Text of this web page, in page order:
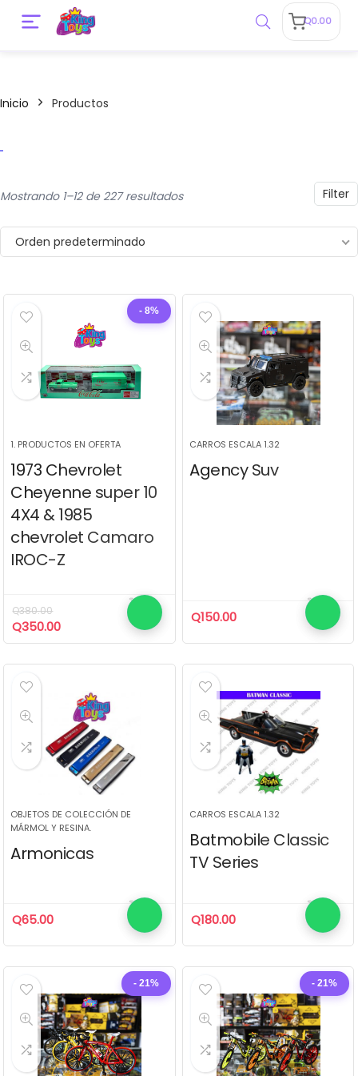
Q0.00
Inicio Productos
Filter
Mostrando 1–12 de 227 resultados
Orden predeterminado
- 8%
1. PRODUCTOS EN OFERTA
1973 Chevrolet
Cheyenne super 10
4X4 & 1985
chevrolet Camaro
IROC-Z
Q380.00
El
precio
Q380.00.
Q350.00El
precio
Q350.00.
CARROS ESCALA 1.32
Agency Suv
Q150.00
OBJETOS DE COLECCIÓN DE
MÁRMOL Y RESINA.
Armonicas
Q65.00
CARROS ESCALA 1.32
Batmobile Classic
TV Series
Q180.00
- 21% - 21%